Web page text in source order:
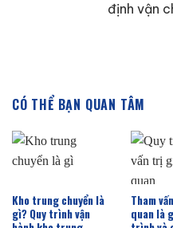
định vận
CÓ THỂ BẠN QUAN TÂM
Kho trung chuyển là
gì? Quy trình vận
Tham
quan là